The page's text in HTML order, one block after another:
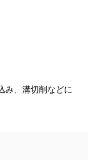
み、溝切削などに